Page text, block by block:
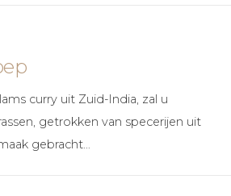
curry uit Zuid-India, zal u
getrokken van specerijen uit
gebracht…